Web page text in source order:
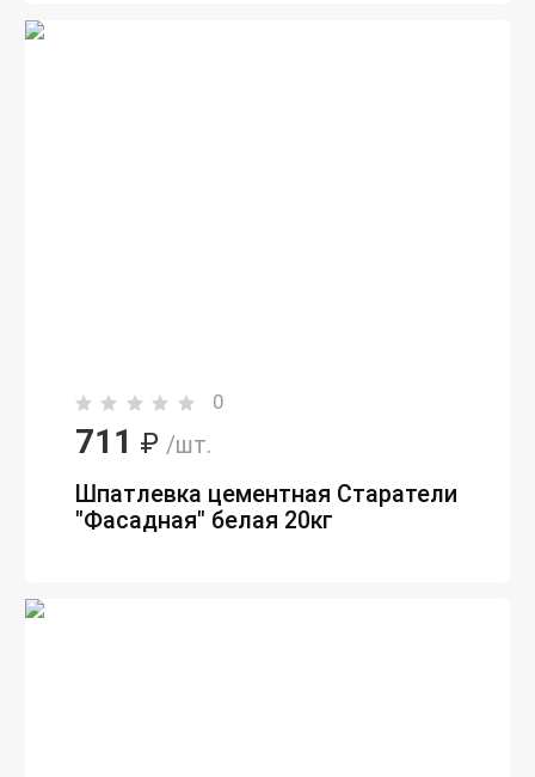
0
711 ₽ /шт.
Шпатлевка цементная Старатели
"Фасадная" белая 20кг